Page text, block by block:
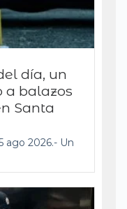
día, un
balazos
Santa
ago 2026.- Un